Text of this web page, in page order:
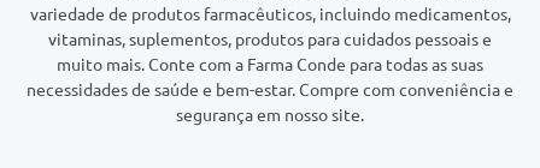
variedade de produtos farmacêuticos, incluindo medicamentos,
vitaminas, suplementos, produtos para cuidados pessoais e
muito mais. Conte com a Farma Conde para todas as suas
necessidades de saúde e bem-estar. Compre com conveniência e
segurança em nosso site.